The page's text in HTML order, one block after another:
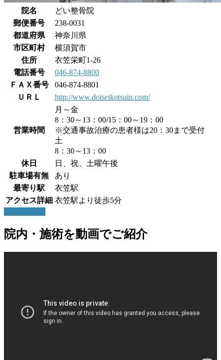
院名
どい整骨院
郵便番号
238-0031
都道府県
神奈川県
市区町村
横須賀市
住所
衣笠栄町1-26
電話番号
046-874-8800
ＦＡＸ番号
046-874-8801
ＵＲＬ
http://www.doiseikotsuin.com/
営業時間
月～金
8：30～13：00/15：00～19：00
※交通事故治療の患者様は20：30まで受付
土
8：30～13：00
休日
日、祝、土曜午後
駐車場有無
あり
最寄り駅
衣笠駅
アクセス詳細 衣笠駅より徒歩5分
院内・施術を動画でご紹介